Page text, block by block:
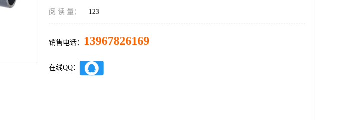
阅 读 量： 123
销售电话： 13967826169
在线QQ：